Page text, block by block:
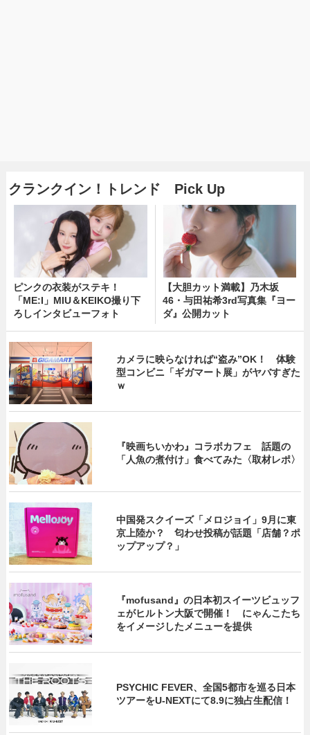
クランクイン！トレンド Pick Up
ピンクの衣装がステキ！
「ME:I」MIU＆KEIKO撮り下
ろしインタビューフォト
【大胆カット満載】乃木坂
46・与田祐希3rd写真集『ヨー
ダ』公開カット
カメラに映らなければ“盗み”OK！ 体験
型コンビニ「ギガマート展」がヤバすぎた
ｗ
『映画ちいかわ』コラボカフェ 話題の
「人魚の煮付け」食べてみた〈取材レポ〉
中国発スクイーズ「メロジョイ」9月に東
京上陸か？ 匂わせ投稿が話題「店舗？ポ
ップアップ？」
『mofusand』の日本初スイーツビュッフ
ェがヒルトン大阪で開催！ にゃんこたち
をイメージしたメニューを提供
PSYCHIC FEVER、全国5都市を巡る日本
ツアーをU‐NEXTにて8.9に独占生配信！